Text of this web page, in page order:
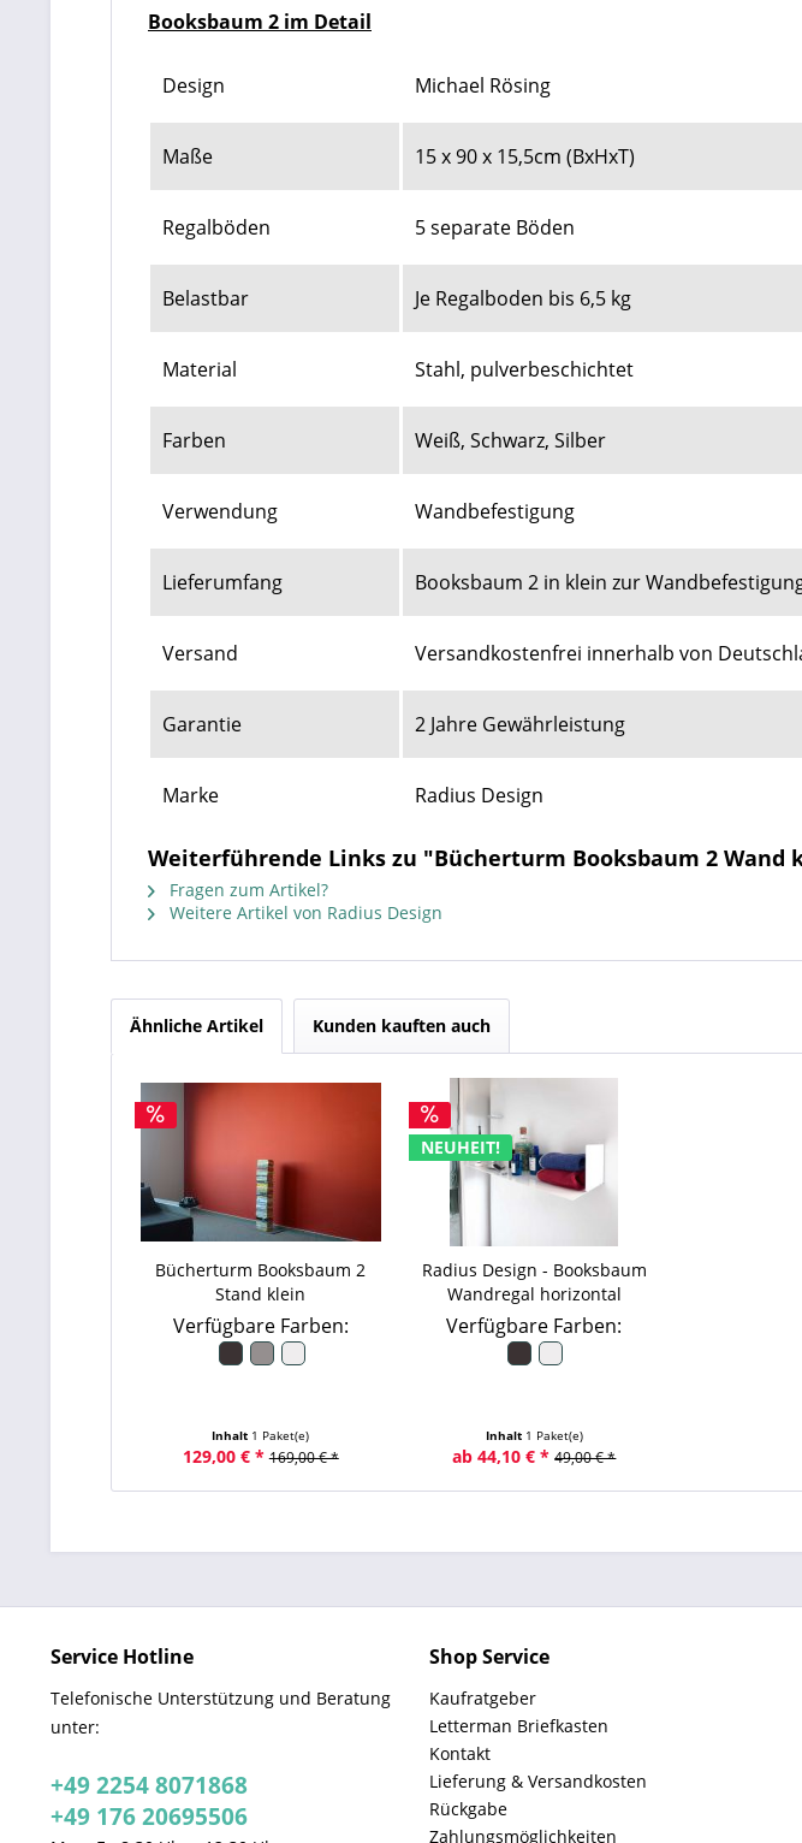
Booksbaum 2 im Detail
Design Michael Rösing
Maße 15 x 90 x 15,5cm (BxHxT)
Regalböden 5 separate Böden
Belastbar Je Regalboden bis 6,5 kg
Material Stahl, pulverbeschichtet
Farben Weiß, Schwarz, Silber
Verwendung Wandbefestigung
Lieferumfang Booksbaum 2 in klein zur
Versand Versandkostenfrei innerhalb von
Garantie 2 Jahre Gewährleistung
Marke Radius Design
Weiterführende Links zu "Bücherturm Booksbaum 2 Wand
Fragen zum Artikel?
Weitere Artikel von Radius Design
Ähnliche Artikel Kunden kauften auch
Bücherturm Booksbaum 2
Stand klein
Verfügbare Farben:
Inhalt 1 Paket(e)
129,00 € * 169,00 € *
NEUHEIT!
Radius Design - Booksbaum
Wandregal horizontal
Verfügbare Farben:
Inhalt 1 Paket(e)
ab 44,10 € * 49,00 € *
Service Hotline
Telefonische Unterstützung und Beratung
unter:
+49 2254 8071868
+49 176 20695506
Shop Service
Kaufratgeber
Letterman Briefkasten
Kontakt
Lieferung & Versandkosten
Rückgabe
Zahlungsmöglichkeiten